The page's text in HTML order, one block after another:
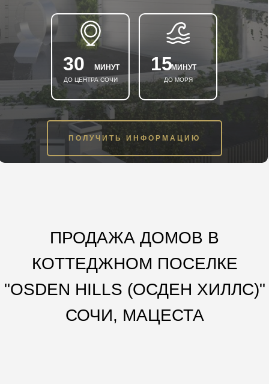
30 МИНУТ
ДО ЦЕНТРА СОЧИ
15МИНУТ
ДО МОРЯ
ПОЛУЧИТЬ ИНФОРМАЦИЮ
ПРОДАЖА ДОМОВ В
КОТТЕДЖНОМ ПОСЕЛКЕ
"OSDEN HILLS (ОСДЕН ХИЛЛС)"
СОЧИ, МАЦЕСТА